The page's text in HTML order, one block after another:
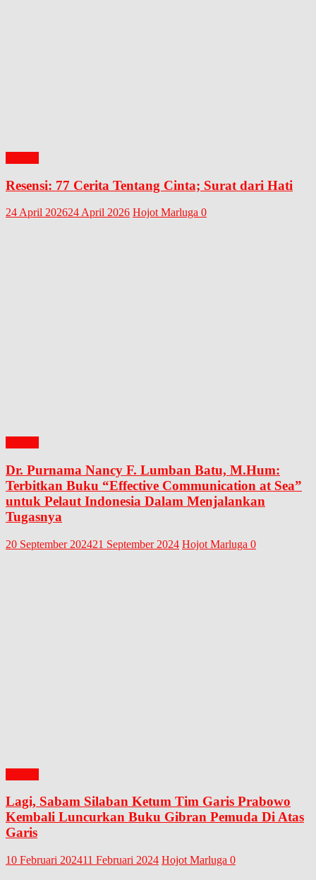
Resensi: 77 Cerita Tentang Cinta; Surat dari Hati
24 April 202624 April 2026 Hojot Marluga 0
Dr. Purnama Nancy F. Lumban Batu, M.Hum:
Terbitkan Buku “Effective Communication at Sea”
untuk Pelaut Indonesia Dalam Menjalankan
Tugasnya
20 September 202421 September 2024 Hojot Marluga 0
Lagi, Sabam Silaban Ketum Tim Garis Prabowo
Kembali Luncurkan Buku Gibran Pemuda Di Atas
Garis
10 Februari 202411 Februari 2024 Hojot Marluga 0